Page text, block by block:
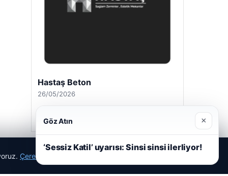
Hastaş Beton
26/05/2026
Çerez Politikamız
Göz Atın ×
‘Sessiz Katil’ uyarısı: Sinsi sinsi ilerliyor!